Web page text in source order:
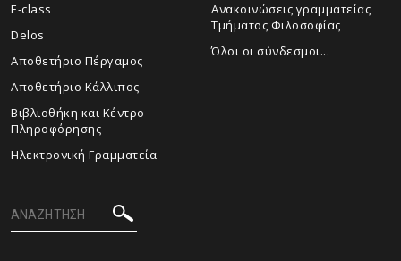
E-class
Delos
Αποθετήριο Πέργαμος
Αποθετήριο Κάλλιπος
Βιβλιοθήκη και Κέντρο
Πληροφόρησης
Ηλεκτρονική Γραμματεία
Ανακοινώσεις γραμματείας
Τμήματος Φιλοσοφίας
Όλοι οι σύνδεσμοι...